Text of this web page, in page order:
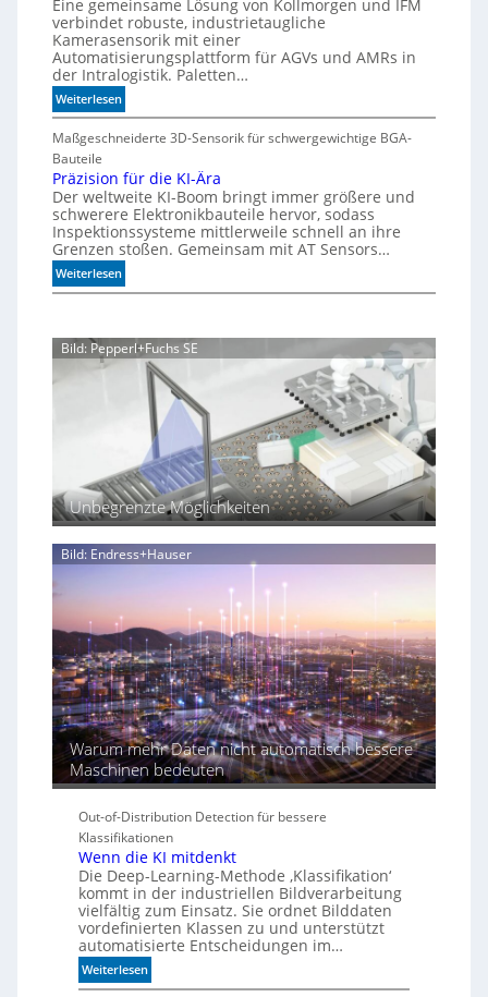
e
h
n
n
g
n
a
b
l
S
t
u
e
r
u
p
e
e
d
i
m
A
q
a
r
i
u
m
Eine gemeinsame Lösung von Kollmorgen und IFM
verbindet robuste, industrietaugliche
Kamerasensorik mit einer
Automatisierungsplattform für AGVs und AMRs in
der Intralogistik. Paletten…
Weiterlesen:
M
e
r
T
o
l
e
r
a
Maßgeschneiderte 3D-Sensorik für schwergewichtige BGA-
Bauteile
Präzision für die KI-Ära
Der weltweite KI-Boom bringt immer größere und
schwerere Elektronikbauteile hervor, sodass
Inspektionssysteme mittlerweile schnell an ihre
Grenzen stoßen. Gemeinsam mit AT Sensors…
Weiterlesen:
P
z
f
ü
r
d
i
e
-
r
a
Bild: Pepperl+Fuchs SE
Unbegrenzte Möglichkeiten
Bild: Endress+Hauser
Warum mehr Daten nicht automatisch bessere
Maschinen bedeuten
Out-of-Distribution Detection für bessere
Klassifikationen
Wenn die KI mitdenkt
Die Deep-Learning-Methode ‚Klassifikation‘
kommt in der industriellen Bildverarbeitung
vielfältig zum Einsatz. Sie ordnet Bilddaten
vordefinierten Klassen zu und unterstützt
automatisierte Entscheidungen im…
Weiterlesen:
W